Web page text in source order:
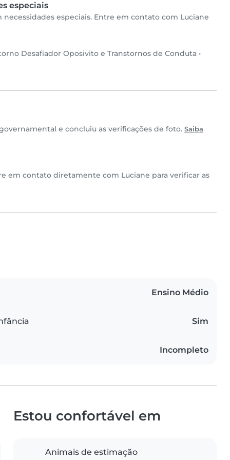
especiais
especiais. Entre em contato com Luciane
Desafiador Oposivito e Transtornos de Conduta •
e concluiu as verificações de foto. Saiba
em contato diretamente com Luciane para verificar as
Ensino Médio
Sim
Incompleto
Estou confortável em
Animais de estimação